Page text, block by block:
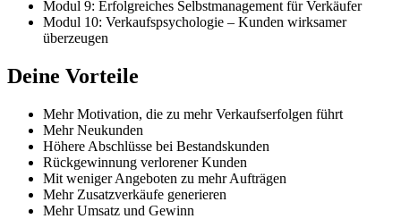
Modul 9: Erfolgreiches Selbstmanagement für Verkäufer
Modul 10: Verkaufspsychologie – Kunden wirksamer
überzeugen
Deine Vorteile
Mehr Motivation, die zu mehr Verkaufserfolgen führt
Mehr Neukunden
Höhere Abschlüsse bei Bestandskunden
Rückgewinnung verlorener Kunden
Mit weniger Angeboten zu mehr Aufträgen
Mehr Zusatzverkäufe generieren
Mehr Umsatz und Gewinn